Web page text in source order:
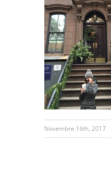
Novembre 16th, 2017